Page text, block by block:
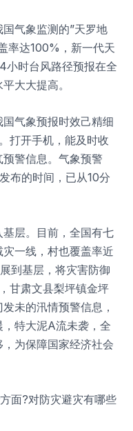
气象监测的”天罗地
率达100%，新一代天
小时台风路径预报在全
大大提高。
气象预报时效己精细
打开手机，能及时收
警信息。气象预警
布的时间，已从10分
层。目前，全国有七
一线，村也覆盖率近
到基层，将灾害防御
甘肃文县梨坪镇金坪
未的汛情预警信息，
特大泥A流未袭，全
为保障国家经济社会
面?对防灾避灾有哪些